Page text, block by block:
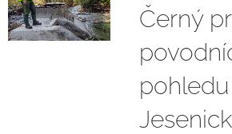
Černý
pohledu